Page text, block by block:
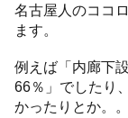
名古屋人のココ
ます。
例えば「内廊下
66％」でしたり
かったりとか。。